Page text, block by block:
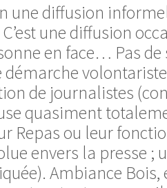
une diffusion
une diffusion
en face… Pas
de journalistes
quasiment
Repas ou leur
envers la presse ;
Ambiance Bois,